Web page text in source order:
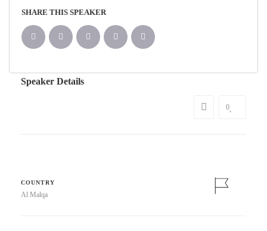
SHARE THIS SPEAKER
Speaker Details
0
COUNTRY
Al Malqa